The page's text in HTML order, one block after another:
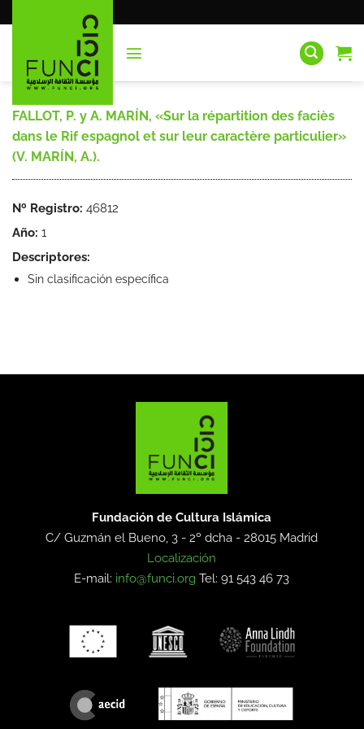
al
FALLOT, P. y A. MARÍN, «Sur la répartition des faciès
dans le Rif espagnol et sur leur caractère particulier»
(V. MARÍN, A.).
Nº Registro: 46812
Año: 1
Descriptores:
Sin clasificación específica
Fundación de Cultura Islámica
C/ Guzmán el Bueno, 3 - 2º dcha -28015 Madrid
Localización
E-mail: info@funci.org Tel: 91 543 46 73